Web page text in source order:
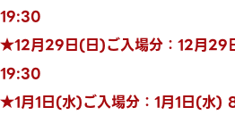
19:30
★12月29日(日)ご入場分：12月29
19:30
★1月1日(水)ご入場分：1月1日(水